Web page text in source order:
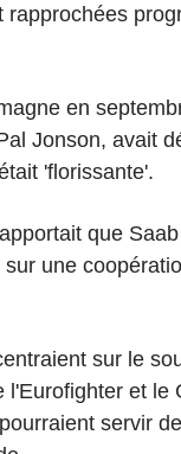
rapprochées
en
Jonson, avait
'florissante'.
que
une
sur le
l'Eurofighter et le
servir